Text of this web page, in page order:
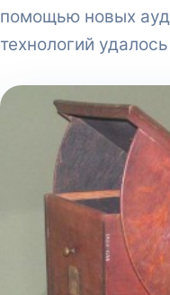
помощью новых
технологий